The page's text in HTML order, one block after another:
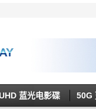
蓝光电影碟 50G